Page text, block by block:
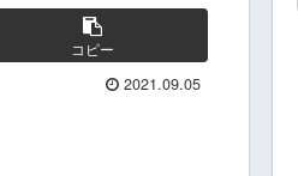
コピー
2021.09.05